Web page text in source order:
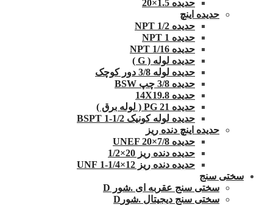
حدیده 1.5×20
حدیده اینچ
حدیده 1/2 NPT
حدیده NPT 1
حدیده 1/16 NPT
حدیده لوله ( G )
حدیده لوله 3/8 دور کوچک
حدیده 3/8 چپ BSW
حدیده 14X19.8
حدیده 21 PG ( لوله برق )
حدیده لوله کونیک 1/2-1 BSPT
حدیده اینچ دنده ریز
حدیده UNEF 20×7/8
حدیده دنده ریز 20×1/2
حدیده دنده ریز 12×1/4-1 UNF
سختی سنج
سختی سنج عقربه ای .شور D
سختی سنج دیجیتال .شورD